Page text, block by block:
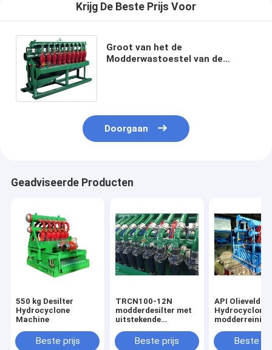
Krijg De Beste Prijs Voor
Groot van het de
Modderwastoestel van de
Doorgaan
Geadviseerde Producten
550 kg Desilter
Hydrocyclone
Machine
Beste prijs
TRCN100-12N
modderdesilter met
uitstekende
kW motorBeste prijs
API Olieveld
Hydrocyclone
Beste